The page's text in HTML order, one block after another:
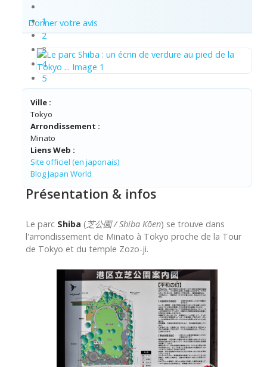
1
2
3
4
5
Donner votre avis
Ville :
Tokyo
Arrondissement :
Minato
Liens Web :
Site officiel (en japonais)
Blog Japan World
Présentation & infos
Le parc Shiba (芝公園 / Shiba Kōen) se trouve dans
l'arrondissement de Minato à Tokyo proche de la Tour
de Tokyo et du temple Zozo-ji.